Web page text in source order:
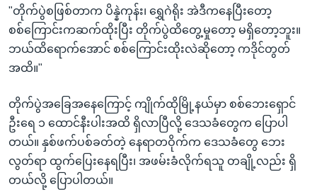
"တိုက်ပွဲစဖြစ်တာက ပိန္နဲကုန်း၊ ရွှေဂဲရိုး အဲဒီကနေပြီးတော့
စစ်ကြောင်းကဆက်ထိုးပြီး တိုက်ပွဲထိတွေ့မှုတော့ မရှိတော့ဘူး။
ဘယ်ထိရောက်အောင် စစ်ကြောင်းထိုးလဲဆိုတော့ ကဒိုင်တွတ်
အထိ။"
တိုက်ပွဲအခြေအနေကြောင့် ကျိုက်ထိုမြို့နယ်မှာ စစ်ဘေးရှောင်
ဦးရေ ၁ ထောင်နီးပါးအထိ ရှိလာပြီလို့ ဒေသခံတွေက ပြောပါ
တယ်။ နှစ်ဖက်ပစ်ခတ်တဲ့ နေရာတဝိုက်က ဒေသခံတွေ ဘေး
လွတ်ရာ ထွက်ပြေးနေရပြီး၊ အဖမ်းခံလိုက်ရသူ တချို့လည်း ရှိ
တယ်လို့ ပြောပါတယ်။